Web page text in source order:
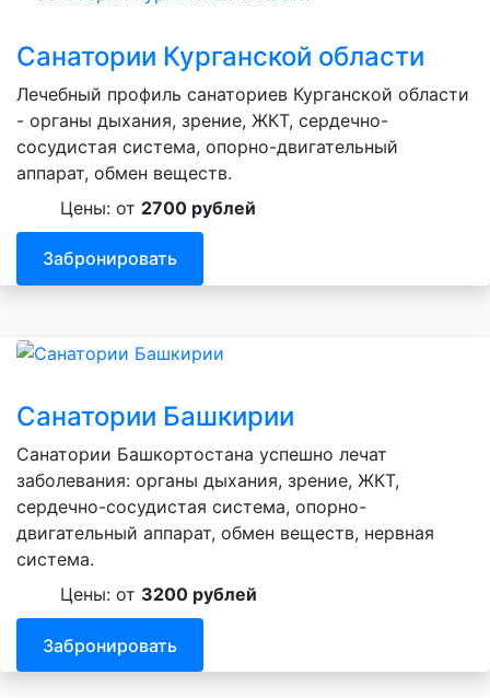
Санатории Курганской области
Лечебный профиль санаториев Курганской области
- органы дыхания, зрение, ЖКТ, сердечно-
сосудистая система, опорно-двигательный
аппарат, обмен веществ.
Цены: от 2700 рублей
Забронировать
Санатории Башкирии
Санатории Башкортостана успешно лечат
заболевания: органы дыхания, зрение, ЖКТ,
сердечно-сосудистая система, опорно-
двигательный аппарат, обмен веществ, нервная
система.
Цены: от 3200 рублей
Забронировать